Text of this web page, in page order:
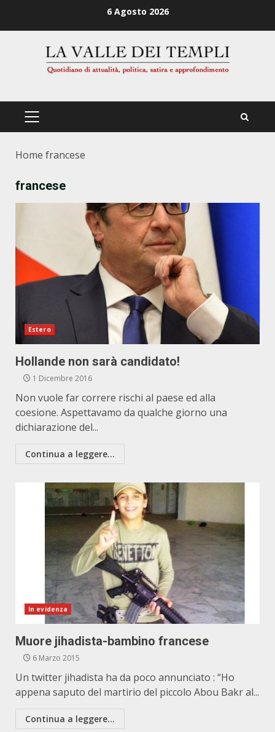
6 Agosto 2026
PRIMÄRES
Home francese
francese
Estero
Hollande non sarà candidato!
1 Dicembre 2016
Non vuole far correre rischi al paese ed alla
coesione. Aspettavamo da qualche giorno una
dichiarazione del...
Continua a leggere...
In evidenza
Muore jihadista-bambino francese
6 Marzo 2015
Un twitter jihadista ha da poco annunciato : “Ho
appena saputo del martirio del piccolo Abou Bakr al...
Continua a leggere...